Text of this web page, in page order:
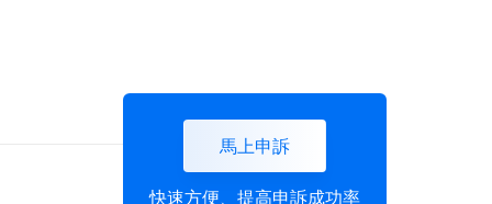
馬上申訴
快速方便、提高申訴成功率